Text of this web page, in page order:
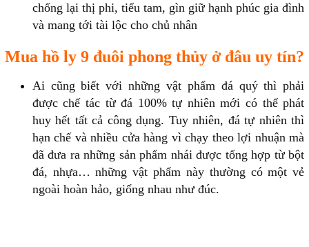
chống lại thị phi, tiểu tam, gìn giữ hạnh phúc gia đình
và mang tới tài lộc cho chủ nhân
Mua hồ ly 9 đuôi phong thủy ở đâu uy tín?
Ai cũng biết với những vật phẩm đá quý thì phải
được chế tác từ đá 100% tự nhiên mới có thể phát
huy hết tất cả công dụng. Tuy nhiên, đá tự nhiên thì
hạn chế và nhiều cửa hàng vì chạy theo lợi nhuận mà
đã đưa ra những sản phẩm nhái được tổng hợp từ bột
đá, nhựa… những vật phẩm này thường có một vẻ
ngoài hoàn hảo, giống nhau như đúc.